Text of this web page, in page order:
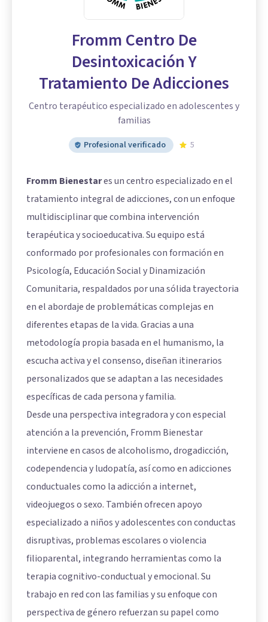
Fromm Centro De
Desintoxicación Y
Tratamiento De Adicciones
Centro terapéutico especializado en adolescentes y
familias
Profesional verificado 5
Fromm Bienestares un centro especializado en el
tratamiento integral de adicciones, con un enfoque
multidisciplinar que combina intervención
terapéutica y socioeducativa. Su equipo está
conformado por profesionales con formación en
Psicología, Educación Social y Dinamización
Comunitaria, respaldados por una sólida trayectoria
en el abordaje de problemáticas complejas en
diferentes etapas de la vida. Gracias a una
metodología propia basada en el humanismo, la
escucha activa y el consenso, diseñan itinerarios
personalizados que se adaptan a las necesidades
específicas de cada persona y familia.
Desde una perspectiva integradora y con especial
atención a la prevención, Fromm Bienestar
interviene en casos de alcoholismo, drogadicción,
codependencia y ludopatía, así como en adicciones
conductuales como la adicción a internet,
videojuegos o sexo. También ofrecen apoyo
especializado a niños y adolescentes con conductas
disruptivas, problemas escolares o violencia
filioparental, integrando herramientas como la
terapia cognitivo-conductual y emocional. Su
trabajo en red con las familias y su enfoque con
perspectiva de género refuerzan su papel como